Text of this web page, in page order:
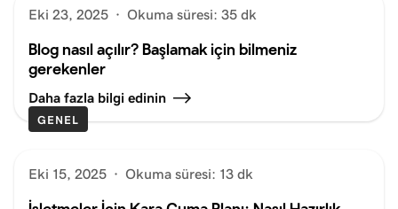
Eki 23, 2025 · Okuma süresi: 35 dk
Blog nasıl açılır? Başlamak için bilmeniz
gerekenler
Daha fazla bilgi edinin
GENEL
Eki 15, 2025 · Okuma süresi: 13 dk